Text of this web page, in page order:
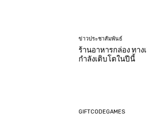
ข่าวประชาสัมพันธ์
ร้านอาหารกล่อง ทาง
กำลังเติบโตในปีนี้
GIFTCODEGAMES